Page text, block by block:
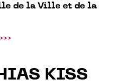
de la Ville et de la
KISS